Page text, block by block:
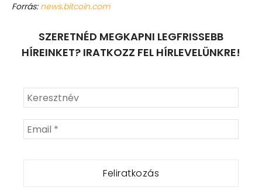
Forrás: news.bitcoin.com
SZERETNÉD MEGKAPNI LEGFRISSEBB
HÍREINKET? IRATKOZZ FEL HÍRLEVELÜNKRE!